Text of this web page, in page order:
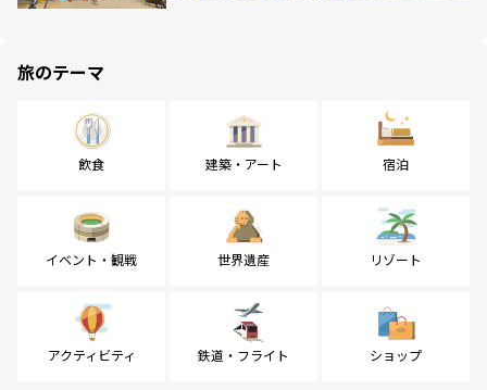
旅のテーマ
飲食 建築・アート 宿泊
イベント・観戦 世界遺産 リゾート
アクティビティ 鉄道・フライト ショップ